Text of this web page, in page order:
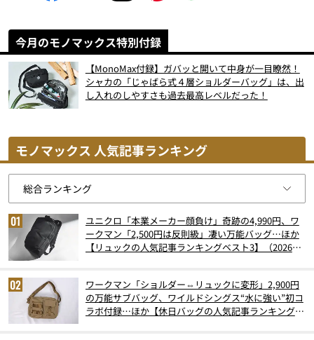
今月のモノマックス特別付録
【MonoMax付録】ガバッと開いて中身が一目瞭然！
シャカの「じゃばら式４層ショルダーバッグ」は、出
し入れのしやすさも過去最高レベルだった！
モノマックス 人気記事ランキング
ユニクロ「本業メーカー顔負け」奇跡の4,990円、ワ
ークマン「2,500円は反則級」凄い万能バッグ…ほか
【リュックの人気記事ランキングベスト3】（2026年
ワークマン「ショルダー⇔リュックに変形」2,900円
の万能サブバッグ、ワイルドシングス“水に強い”初コ
ラボ付録…ほか【休日バッグの人気記事ランキングベ